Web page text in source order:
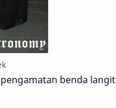
benda langit